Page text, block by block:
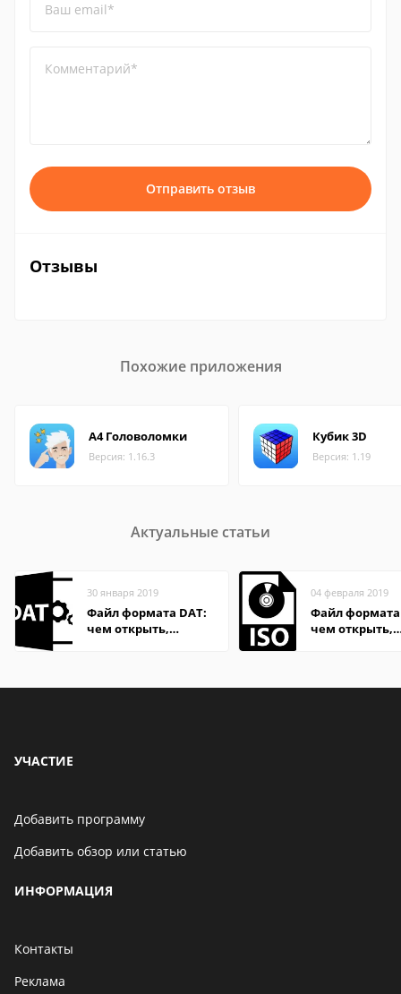
Ваш email*
Комментарий*
Отправить отзыв
Отзывы
Похожие приложения
А4 Головоломки
Версия: 1.16.3
Кубик 3D
Версия: 1.19
Актуальные статьи
30 января 2019
Файл формата DAT:
чем открыть,
04 февраля 2019
Файл формата
чем открыть,
УЧАСТИЕ
Добавить программу
Добавить обзор или статью
ИНФОРМАЦИЯ
Контакты
Реклама